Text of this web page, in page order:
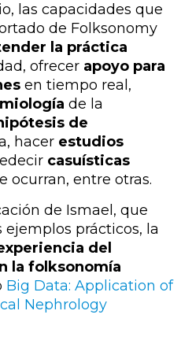
las capacidades que
de Folksonomy
la práctica
ofrecer apoyo para
en tiempo real,
de la
de
hacer estudios
casuísticas
ocurran, entre otras.
de Ismael, que
prácticos, la
del
la folksonomía
Big Data: Application of
Nephrology